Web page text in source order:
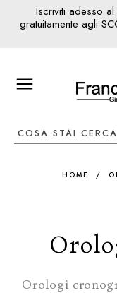
Iscriviti adesso
gratuitamente agli
HOME /
Orologi